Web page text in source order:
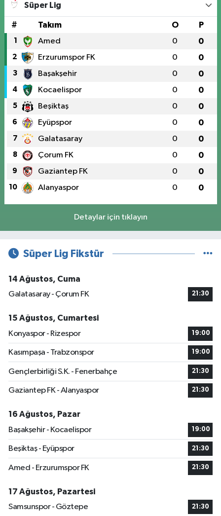
Süper Lig
# Takım O P
1 Amed 0 0
2 Erzurumspor FK 0 0
3 Başakşehir 0 0
4 Kocaelispor 0 0
5 Beşiktaş 0 0
6 Eyüpspor 0 0
7 Galatasaray 0 0
8 Çorum FK 0 0
9 Gaziantep FK 0 0
10 Alanyaspor 0 0
Detaylar için tıklayın
Süper Lig Fikstür
14 Ağustos, Cuma
Galatasaray - Çorum FK
21:30
15 Ağustos, Cumartesi
Konyaspor - Rizespor
19:00
Kasımpaşa - Trabzonspor 19:00
Gençlerbirliği S.K. - Fenerbahçe 21:30
Gaziantep FK - Alanyaspor 21:30
16 Ağustos, Pazar
Başakşehir - Kocaelispor
19:00
Beşiktaş - Eyüpspor 21:30
Amed - Erzurumspor FK 21:30
17 Ağustos, Pazartesi
Samsunspor - Göztepe
21:30